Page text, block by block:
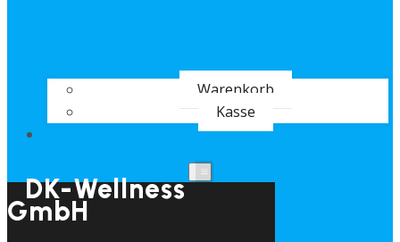
Warenkorb
Kasse
DK-Wellness
GmbH